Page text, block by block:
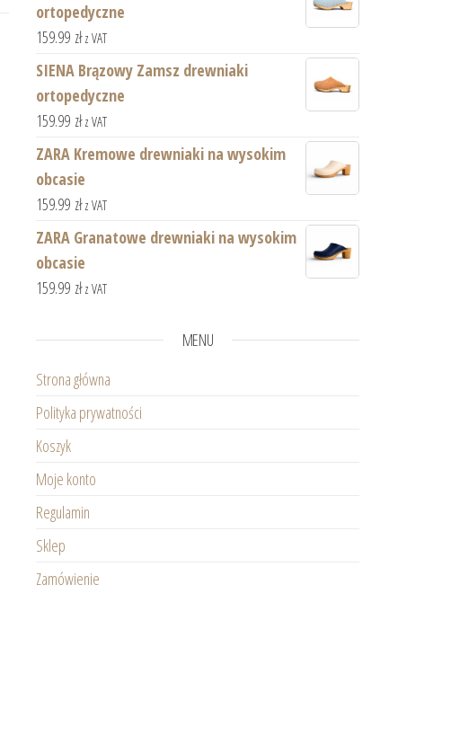
ortopedyczne
159.99 zł z VAT
SIENA Brązowy Zamsz drewniaki
ortopedyczne
159.99 zł z VAT
ZARA Kremowe drewniaki na wysokim
obcasie
159.99 zł z VAT
ZARA Granatowe drewniaki na wysokim
obcasie
159.99 zł z VAT
MENU
Strona główna
Polityka prywatności
Koszyk
Moje konto
Regulamin
Sklep
Zamówienie